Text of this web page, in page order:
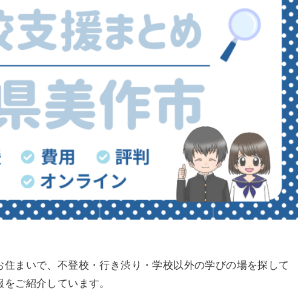
まいで、不登校・行き渋り・学校以外の学びの場を探して
ご紹介しています。